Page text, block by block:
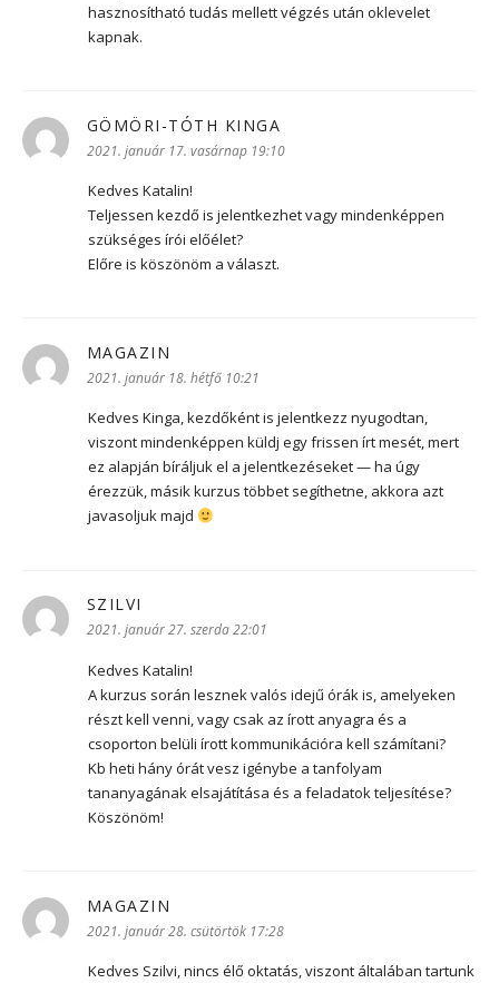
hasznosítható tudás mellett végzés után oklevelet
kapnak.
GÖMÖRI-TÓTH KINGA
2021. január 17. vasárnap 19:10
Kedves Katalin!
Teljessen kezdő is jelentkezhet vagy mindenképpen
szükséges írói előélet?
Előre is köszönöm a választ.
MAGAZIN
2021. január 18. hétfő 10:21
Kedves Kinga, kezdőként is jelentkezz nyugodtan,
viszont mindenképpen küldj egy frissen írt mesét, mert
ez alapján bíráljuk el a jelentkezéseket — ha úgy
érezzük, másik kurzus többet segíthetne, akkora azt
javasoljuk majd
SZILVI
2021. január 27. szerda 22:01
Kedves Katalin!
A kurzus során lesznek valós idejű órák is, amelyeken
részt kell venni, vagy csak az írott anyagra és a
csoporton belüli írott kommunikációra kell számítani?
Kb heti hány órát vesz igénybe a tanfolyam
tananyagának elsajátítása és a feladatok teljesítése?
Köszönöm!
MAGAZIN
2021. január 28. csütörtök 17:28
Kedves Szilvi, nincs élő oktatás, viszont általában tartunk